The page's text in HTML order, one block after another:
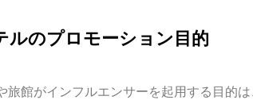
ルのプロモーション目的
旅館がインフルエンサーを起用する目的